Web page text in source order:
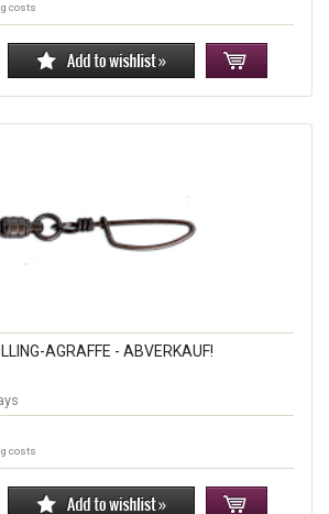
costs
AGRAFFE - ABVERKAUF!
costs